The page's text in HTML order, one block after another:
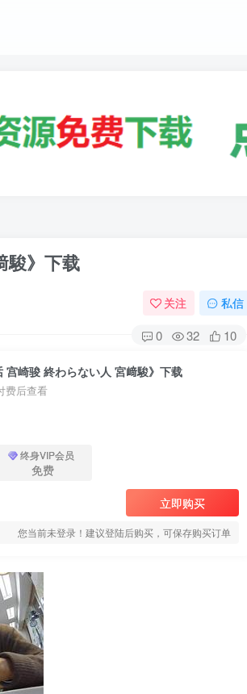
駿》下载
关注 私信
0 32 10
宫崎骏 終わらない人 宮﨑駿》下载
费后查看
终身VIP会员
免费
立即购买
您当前未登录！建议登陆后购买，可保存购买订单